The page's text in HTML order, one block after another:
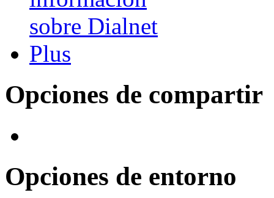
Opciones de compartir
Opciones de entorno